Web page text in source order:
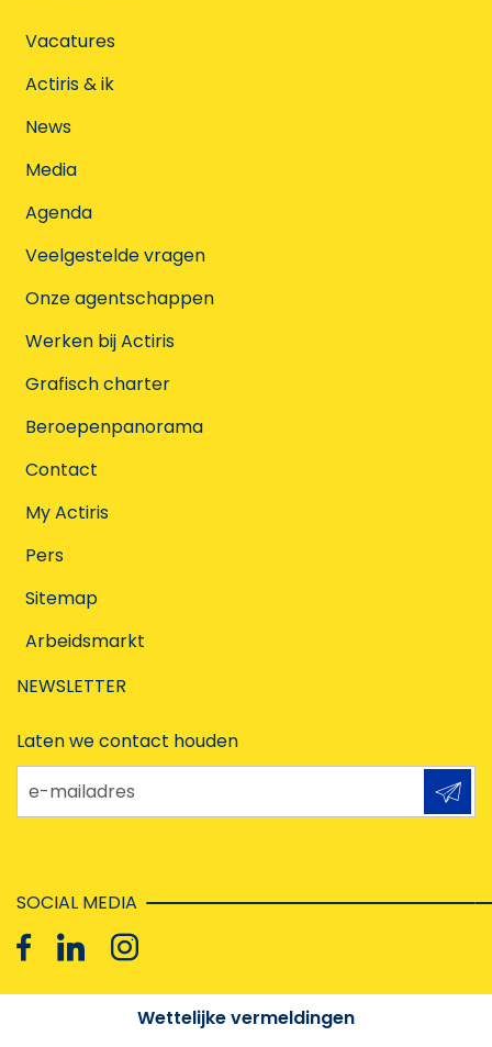
Vacatures
Actiris & ik
News
Media
Agenda
Veelgestelde vragen
Onze agentschappen
Werken bij Actiris
Grafisch charter
Beroepenpanorama
Contact
My Actiris
Pers
Sitemap
Arbeidsmarkt
NEWSLETTER
Laten we contact houden
e-mailadres
SOCIAL MEDIA
Wettelijke vermeldingen